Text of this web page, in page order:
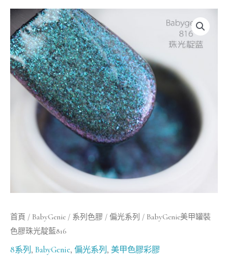
首頁 / BabyGenie / 系列色膠 / 偏光系列 / BabyGenie美甲罐裝
色膠珠光靛藍816
8系列, BabyGenie, 偏光系列, 美甲色膠彩膠
BabyGenie
美
甲
罐
裝
量